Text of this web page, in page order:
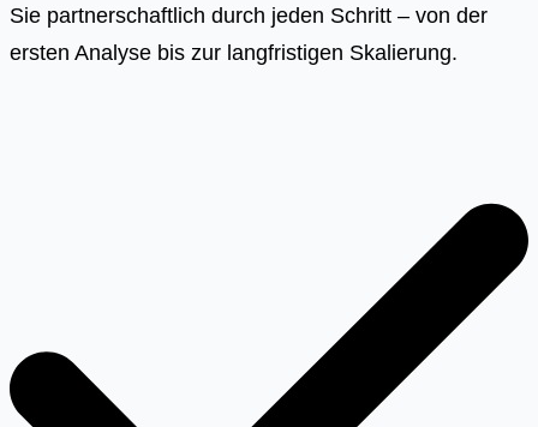
Sie partnerschaftlich durch jeden Schritt – von der
ersten Analyse bis zur langfristigen Skalierung.